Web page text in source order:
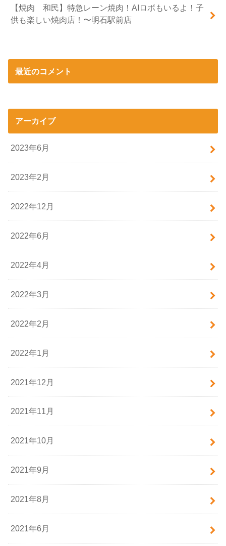
【焼肉 和民】特急レーン焼肉！AIロボもいるよ！子
供も楽しい焼肉店！〜明石駅前店
最近のコメント
アーカイブ
2023年6月
2023年2月
2022年12月
2022年6月
2022年4月
2022年3月
2022年2月
2022年1月
2021年12月
2021年11月
2021年10月
2021年9月
2021年8月
2021年6月